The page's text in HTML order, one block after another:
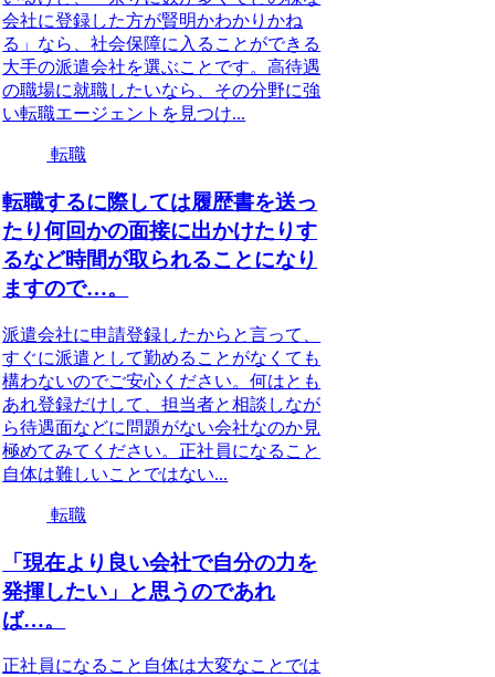
会社に登録した方が賢明かわかりかね
る」なら、社会保障に入ることができる
大手の派遣会社を選ぶことです。高待遇
の職場に就職したいなら、その分野に強
い転職エージェントを見つけ...
転職
転職するに際しては履歴書を送っ
たり何回かの面接に出かけたりす
るなど時間が取られることになり
ますので…。
派遣会社に申請登録したからと言って、
すぐに派遣として勤めることがなくても
構わないのでご安心ください。何はとも
あれ登録だけして、担当者と相談しなが
ら待遇面などに問題がない会社なのか見
極めてみてください。正社員になること
自体は難しいことではない...
転職
「現在より良い会社で自分の力を
発揮したい」と思うのであれ
ば…。
正社員になること自体は大変なことでは